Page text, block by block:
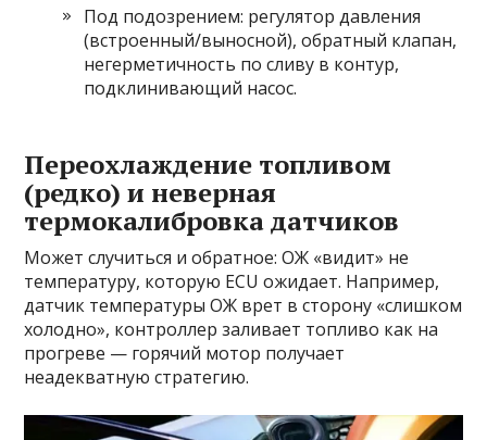
Под подозрением: регулятор давления
(встроенный/выносной), обратный клапан,
негерметичность по сливу в контур,
подклинивающий насос.
Переохлаждение топливом
(редко) и неверная
термокалибровка датчиков
Может случиться и обратное: ОЖ «видит» не
температуру, которую ECU ожидает. Например,
датчик температуры ОЖ врет в сторону «слишком
холодно», контроллер заливает топливо как на
прогреве — горячий мотор получает
неадекватную стратегию.